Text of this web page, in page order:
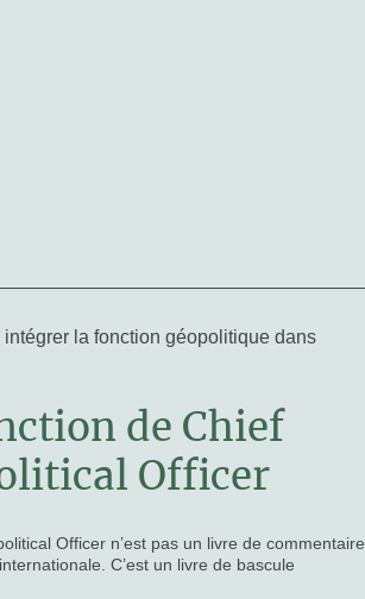
intégrer la fonction géopolitique dans
de Chief
Officer
Officer n’est pas un livre de commentaire
C’est un livre de bascule